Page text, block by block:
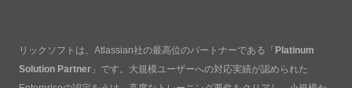
リックソフトは、Atlassian社の最高位のパートナーである「 Platinum
Solution Partner 」です。大規模ユーザーへの対応実績が認められた